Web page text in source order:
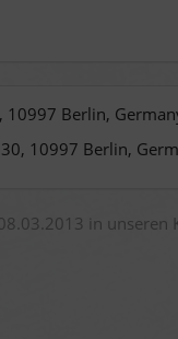
Berlin,
10997 Berlin,
in unseren